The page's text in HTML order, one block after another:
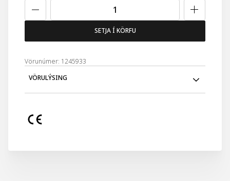
SETJA Í KÖRFU
Vörunúmer: 1245933
VÖRULÝSING
hannaður með mismunandi kast í huga.